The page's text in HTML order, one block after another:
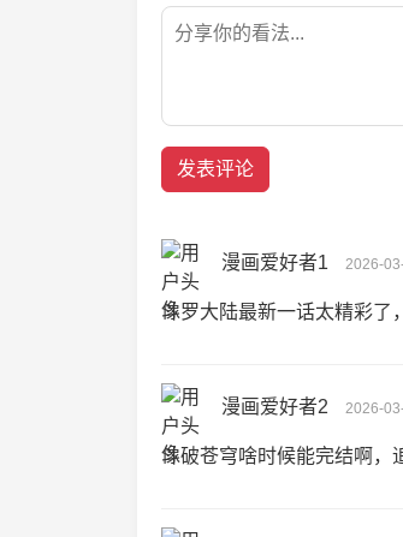
发表评论
漫画爱好者1 2026-
斗罗大陆最新一话太精彩了
漫画爱好者2 2026-
斗破苍穹啥时候能完结啊，